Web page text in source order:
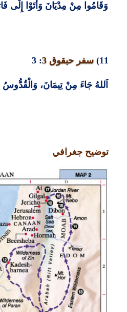
وَقَامُوا مِنْ مِدْيَانَ وَأَتَوْا إِلَى
11) سفر حبقوق 3
: 3
اَللهُ جَاءَ مِنْ تِيمَانَ،
توضيح جغرافي